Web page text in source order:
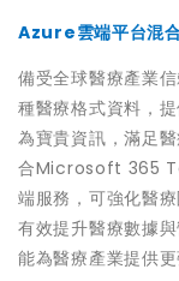
Azure雲端平台混
備受全球醫療產業
種醫療格式資料，
為寶貴資訊，滿足
合Microsoft 365
端服務，可強化醫
有效提升醫療數據
能為醫療產業提供